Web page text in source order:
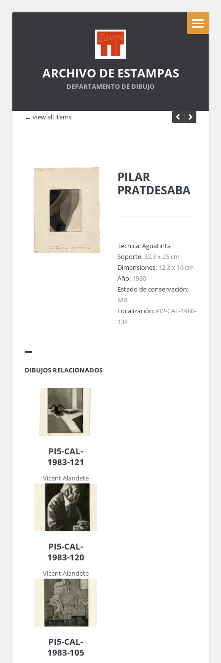
ARCHIVO DE ESTAMPAS
DEPARTAMENTO DE DIBUJO
← view all items
PILAR
PRATDESABA
Técnica:Aguatinta
Soporte:32,3 x 25 cm
Dimensiones: 12,3 x 16 cm
Año: 1980
Estado de conservación:
MB
Localización: PI2-CAL-1980-
134
DIBUJOS RELACIONADOS
PI5-CAL-
1983-121
Vicent Alandete
PI5-CAL-
1983-120
Vicent Alandete
PI5-CAL-
1983-105